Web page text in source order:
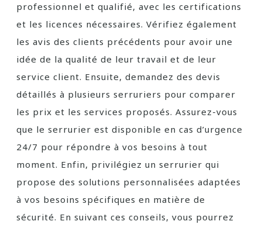
professionnel et qualifié, avec les certifications
et les licences nécessaires. Vérifiez également
les avis des clients précédents pour avoir une
idée de la qualité de leur travail et de leur
service client. Ensuite, demandez des devis
détaillés à plusieurs serruriers pour comparer
les prix et les services proposés. Assurez-vous
que le serrurier est disponible en cas d’urgence
24/7 pour répondre à vos besoins à tout
moment. Enfin, privilégiez un serrurier qui
propose des solutions personnalisées adaptées
à vos besoins spécifiques en matière de
sécurité. En suivant ces conseils, vous pourrez